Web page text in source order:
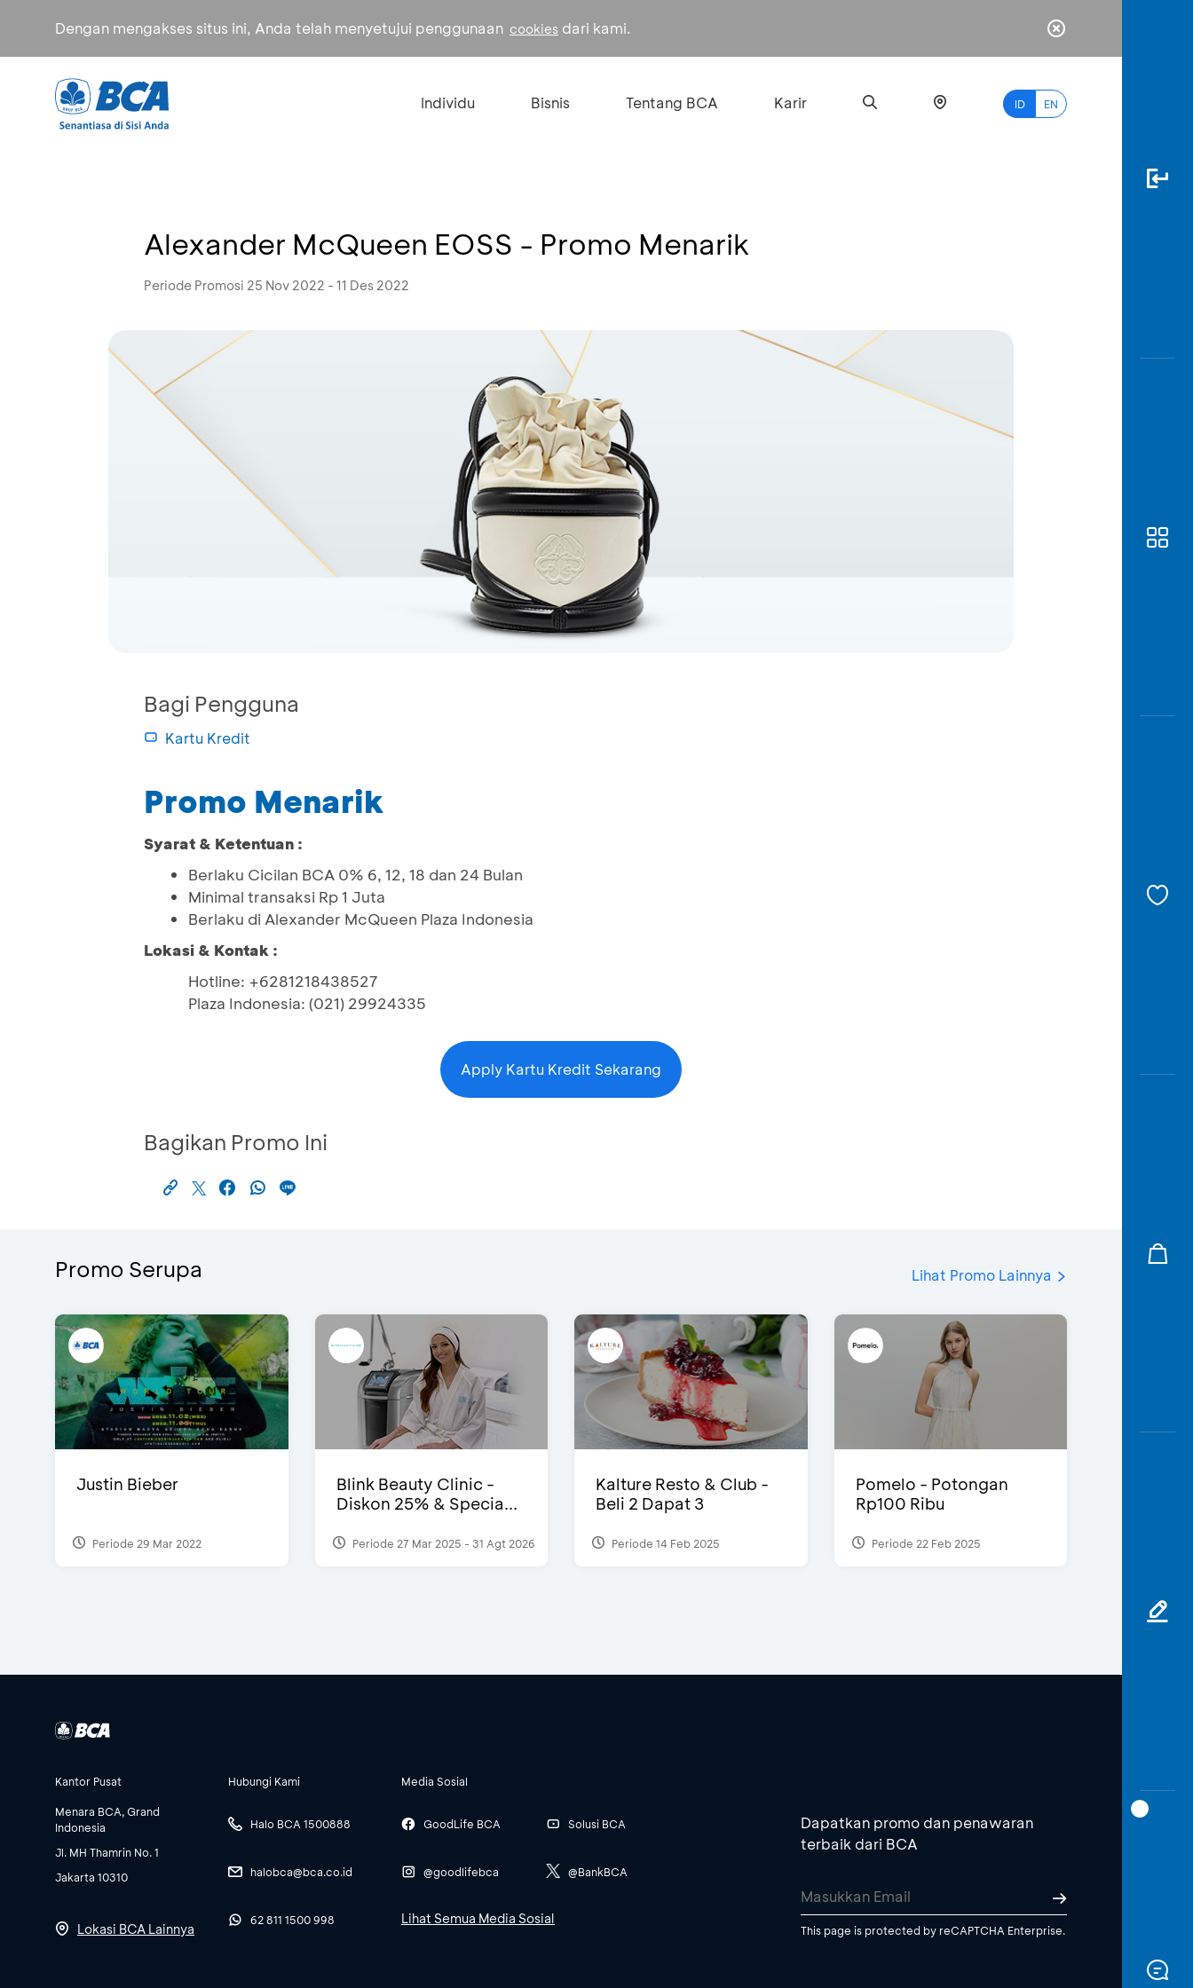
Dengan mengakses situs ini, Anda telah menyetujui penggunaan cookies dari kami.
Individu Bisnis Tentang BCA Karir ID EN
Alexander McQueen EOSS - Promo Menarik
Periode Promosi 25 Nov 2022 - 11 Des 2022
Bagi Pengguna
Kartu Kredit
Promo Menarik
Syarat & Ketentuan :
Berlaku Cicilan BCA 0% 6, 12, 18 dan 24 Bulan
Minimal transaksi Rp 1 Juta
Berlaku di Alexander McQueen Plaza Indonesia
Lokasi & Kontak :
Hotline: +6281218438527
Plaza Indonesia: (021) 29924335
Apply Kartu Kredit Sekarang
Bagikan Promo Ini
Promo Serupa Lihat Promo Lainnya
Justin Bieber
Periode 29 Mar 2022
Blink Beauty Clinic -
Diskon 25% & Specia...
Periode 27 Mar 2025 - 31 Agt 2026
Kalture Resto & Club -
Beli 2 Dapat 3
Periode 14 Feb 2025
Pomelo - Potongan
Rp100 Ribu
Periode 22 Feb 2025
Kantor Pusat
Menara BCA, Grand
Indonesia
Jl. MH Thamrin No. 1
Jakarta 10310
Lokasi BCA Lainnya
Hubungi Kami
Halo BCA 1500888
halobca@bca.co.id
62 811 1500 998
Media Sosial
GoodLife BCA
@goodlifebca
Solusi BCA
@BankBCA
Lihat Semua Media Sosial
Dapatkan promo dan penawaran
terbaik dari BCA
This page is protected by reCAPTCHA Enterprise.